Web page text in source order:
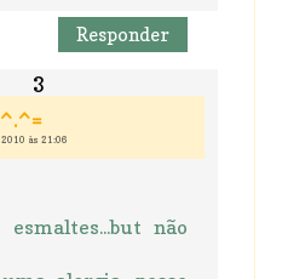
Responder
às 21:06
não